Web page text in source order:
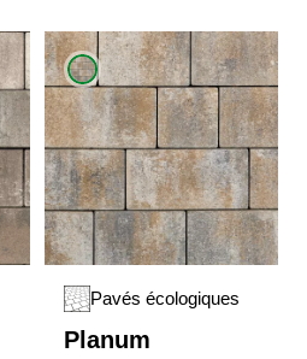
Pavés écologiques
Planum